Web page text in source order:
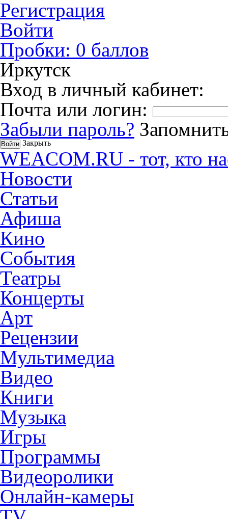
Регистрация
Войти
Пробки: 0 баллов
Иркутск
Вход в личный кабинет:
Почта или логин:
Забыли пароль?
Закрыть
WEACOM.RU - тот, кто
Новости
Статьи
Афиша
Кино
События
Театры
Концерты
Арт
Рецензии
Мультимедиа
Видео
Книги
Музыка
Игры
Программы
Видеоролики
Онлайн-камеры